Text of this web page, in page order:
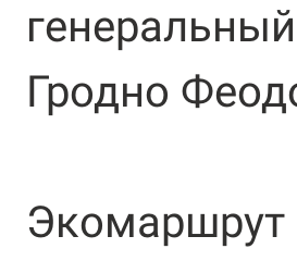
Гродно